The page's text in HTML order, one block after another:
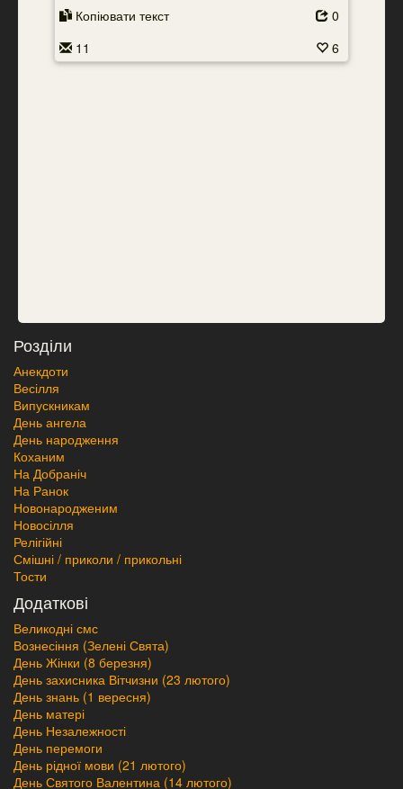
Копіювати текст
0
11
6
Розділи
Анекдоти
Весілля
Випускникам
День ангела
День народження
Коханим
На Добраніч
На Ранок
Новонародженим
Новосілля
Релігійні
Смішні / приколи / прикольні
Тости
Додаткові
Великодні смс
Вознесіння (Зелені Свята)
День Жінки (8 березня)
День захисника Вітчизни (23 лютого)
День знань (1 вересня)
День матері
День Незалежності
День перемоги
День рідної мови (21 лютого)
День Святого Валентина (14 лютого)